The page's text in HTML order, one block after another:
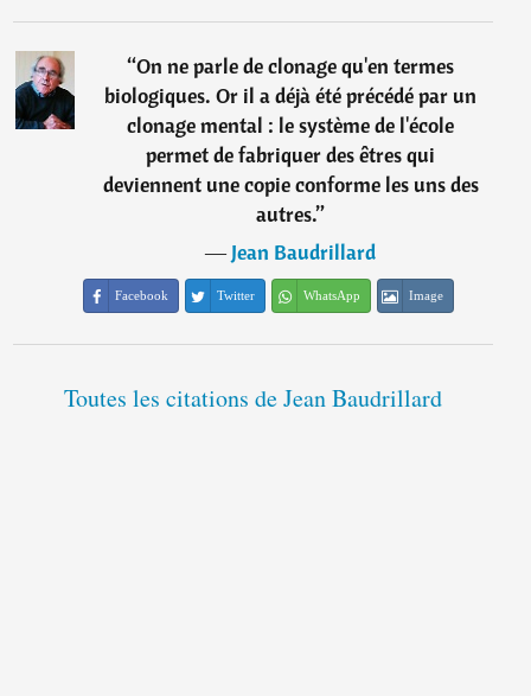
“On ne parle de clonage qu'en termes
biologiques. Or il a déjà été précédé par un
clonage mental : le système de l'école
permet de fabriquer des êtres qui
deviennent une copie conforme les uns des
autres.”
―Jean Baudrillard
Facebook Twitter WhatsApp Image
Toutes les citations de Jean Baudrillard